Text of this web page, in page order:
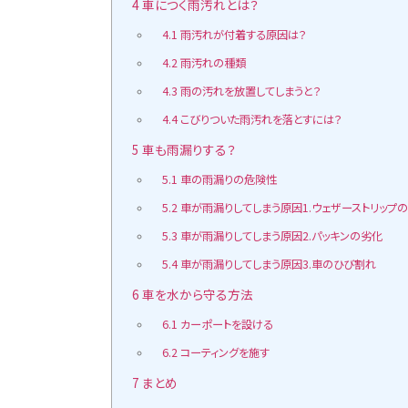
4車につく雨汚れとは？
4.1 雨汚れが付着する原因は？
4.2雨汚れの種類
4.3 雨の汚れを放置してしまうと？
4.4こびりついた雨汚れを落とすには？
5 車も雨漏りする？
5.1 車の雨漏りの危険性
5.2車が雨漏りしてしまう原因1.ウェザーストリップ
5.3 車が雨漏りしてしまう原因2.パッキンの劣化
5.4車が雨漏りしてしまう原因3.車のひび割れ
6 車を水から守る方法
6.1 カーポートを設ける
6.2コーティングを施す
7 まとめ